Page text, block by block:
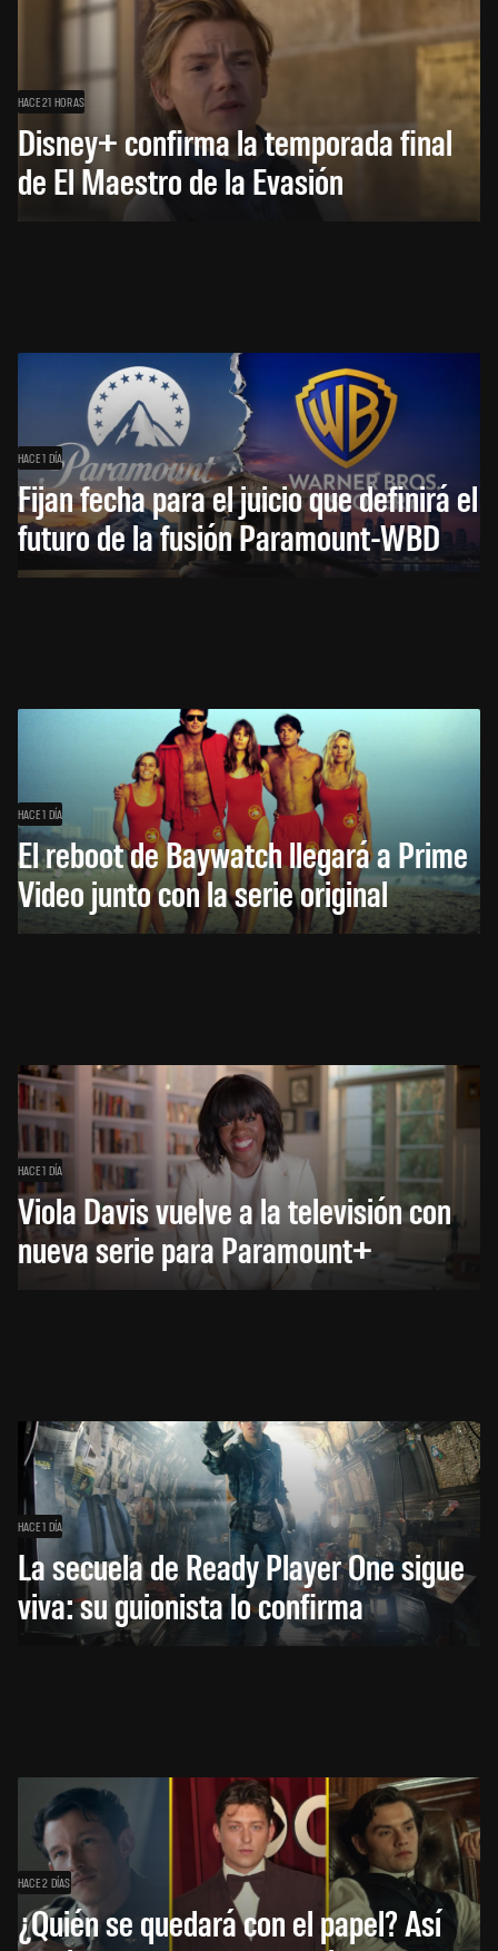
HACE 21 HORAS
Disney+ confirma la temporada final
de El Maestro de la Evasión
HACE 1 DÍA
Fijan fecha para el juicio que definirá el
futuro de la fusión Paramount-WBD
HACE 1 DÍA
El reboot de Baywatch llegará a Prime
Video junto con la serie original
HACE 1 DÍA
Viola Davis vuelve a la televisión con
nueva serie para Paramount+
HACE 1 DÍA
La secuela de Ready Player One sigue
viva: su guionista lo confirma
HACE 2 DÍAS
¿Quién se quedará con el papel? Así